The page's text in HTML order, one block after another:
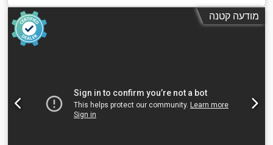
מודעה קטנה